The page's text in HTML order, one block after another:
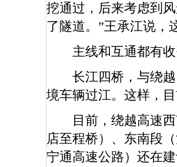
挖通过，后来考虑到
了隧道。”王承江说，
主线和互通都有收
长江四桥，与绕越
境车辆过江。这样，
目前，绕越高速西
店至程桥）、东南段
宁通高速公路）还在